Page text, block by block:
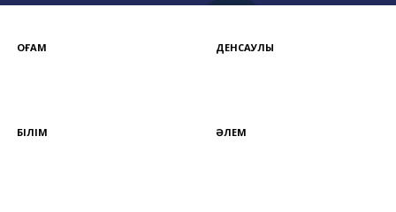
ҚОҒАМ ДЕНСАУЛЫҚ
БІЛІМ ӘЛЕМ